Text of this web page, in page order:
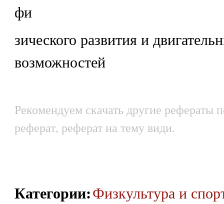
фи
зического развития и
возможностей
Рекомендуем скачать другие рефераты
реферат, реферат на тему види.
Категории:Физкультура и